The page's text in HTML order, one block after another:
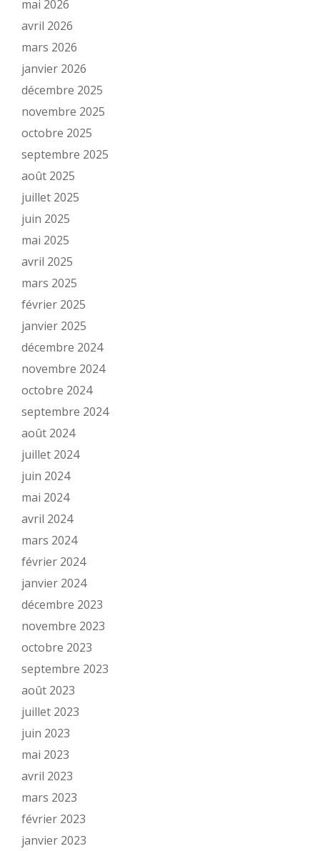
mai 2026
avril 2026
mars 2026
janvier 2026
décembre 2025
novembre 2025
octobre 2025
septembre 2025
août 2025
juillet 2025
juin 2025
mai 2025
avril 2025
mars 2025
février 2025
janvier 2025
décembre 2024
novembre 2024
octobre 2024
septembre 2024
août 2024
juillet 2024
juin 2024
mai 2024
avril 2024
mars 2024
février 2024
janvier 2024
décembre 2023
novembre 2023
octobre 2023
septembre 2023
août 2023
juillet 2023
juin 2023
mai 2023
avril 2023
mars 2023
février 2023
janvier 2023